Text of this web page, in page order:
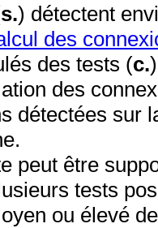
s.) détectent
des
des tests (c.
des
détectées sur
peut être
tests
ou élevé